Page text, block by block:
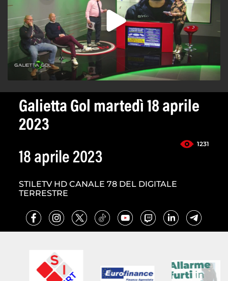
Galietta Gol martedì 18 aprile
2023
1231
18 aprile 2023
STILETV HD CANALE 78 DEL DIGITALE
TERRESTRE